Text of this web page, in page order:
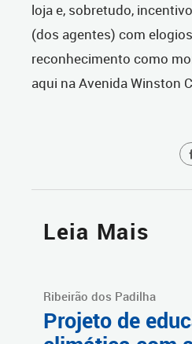
loja e, sobretudo,
(dos agentes) com
reconhecimento como
aqui na Avenida Winston
Leia Mais
Ribeirão dos Padilha
Projeto de